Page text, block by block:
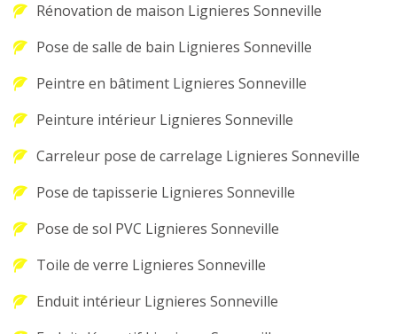
Rénovation de maison Lignieres Sonneville
Pose de salle de bain Lignieres Sonneville
Peintre en bâtiment Lignieres Sonneville
Peinture intérieur Lignieres Sonneville
Carreleur pose de carrelage Lignieres Sonneville
Pose de tapisserie Lignieres Sonneville
Pose de sol PVC Lignieres Sonneville
Toile de verre Lignieres Sonneville
Enduit intérieur Lignieres Sonneville